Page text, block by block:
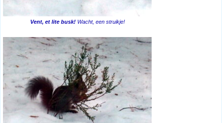
Vent, et lite busk!Wacht, een struikje!